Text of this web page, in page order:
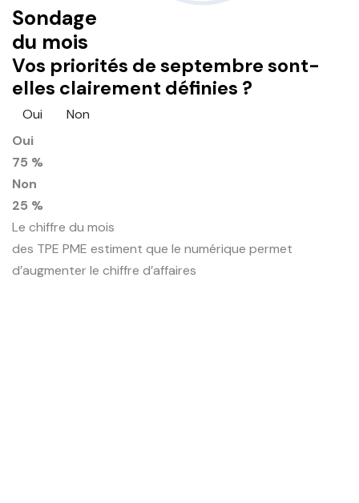
Sondage
du mois
Vos priorités de septembre sont-
elles clairement définies ?
Oui
Non
Oui
75 %
Non
25 %
Le chiffre du mois
des TPE PME estiment que le numérique permet
d’augmenter le chiffre d’affaires